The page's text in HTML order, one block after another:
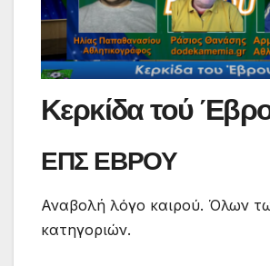
Κερκίδα τού
ΕΠΣ ΕΒΡΟΥ
Αναβολή λόγo καιρού. Όλων
κατηγοριών.